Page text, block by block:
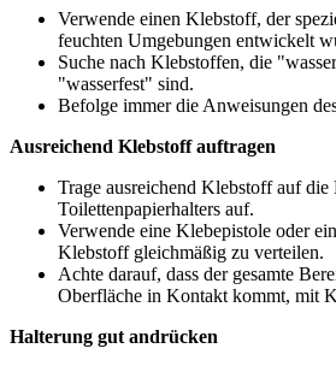
Verwende einen Klebstoff, der
feuchten Umgebungen entwickelt
Suche nach Klebstoffen, die
"wasserfest" sind.
Befolge immer die Anweisungen
Ausreichend Klebstoff auftragen
Trage ausreichend Klebstoff auf die
Toilettenpapierhalters auf.
Verwende eine Klebepistole oder
Klebstoff gleichmäßig zu verteilen.
Achte darauf, dass der gesamte
Oberfläche in Kontakt kommt, mit
Halterung gut andrücken